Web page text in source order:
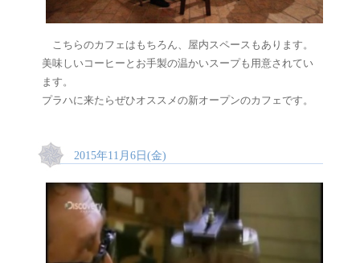
こちらのカフェはもちろん、屋内スペースもあります。
美味しいコーヒーとお手製の温かいスープも用意されてい
ます。
プラハに来たらぜひオススメの新オープンのカフェです。
2015年11月6日(金)